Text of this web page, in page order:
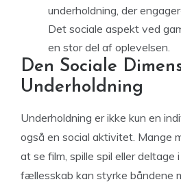
underholdning, der
Det sociale aspekt ved
en stor del af oplevelsen.
Den Sociale
Underholdning
Underholdning er ikke kun en
også en social aktivitet. Mange
at se film, spille spil eller deltage
fællesskab kan styrke båndene